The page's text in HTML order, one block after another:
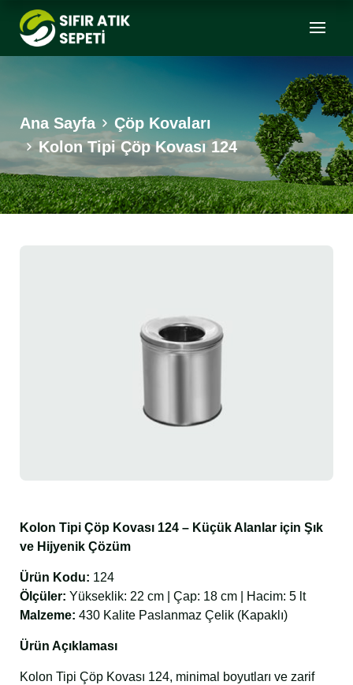
Ana Sayfa
Çöp Kovaları
Kolon Tipi Çöp Kovası 124
Kolon Tipi Çöp Kovası 124 – Küçük Alanlar için Şık
ve Hijyenik Çözüm
Ürün Kodu: 124
Ölçüler: Yükseklik: 22 cm | Çap: 18 cm | Hacim: 5 lt
Malzeme: 430 Kalite Paslanmaz Çelik (Kapaklı)
Ürün Açıklaması
Kolon Tipi Çöp Kovası 124, minimal boyutları ve zarif